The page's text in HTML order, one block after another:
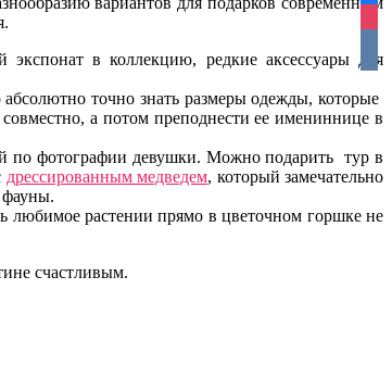
в коллекцию, редкие аксессуары для
точно знать размеры одежды, которые
а потом преподнести ее имениннице в
по фотографии девушки. Можно подарить тур в
дрессированным медведем, который замечательно
фауны.
любимое растении прямо в цветочном горшке не
счастливым.